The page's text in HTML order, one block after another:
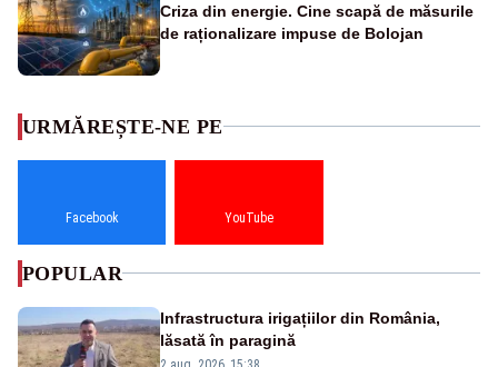
Criza din energie. Cine scapă de măsurile
de raționalizare impuse de Bolojan
URMĂREȘTE-NE PE
Facebook YouTube
POPULAR
Infrastructura irigațiilor din România,
lăsată în paragină